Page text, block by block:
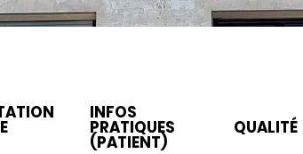
INFOS
PRATIQUES
(PATIENT)
QUALITÉ